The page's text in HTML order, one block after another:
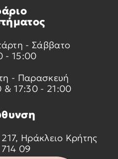
- Σάββατο
- 15:00
- Παρασκευή
17:30 - 21:00
Ηράκλειο Κρήτης
09